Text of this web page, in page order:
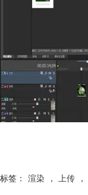
Facebook网站，你也可
标签： 渲染 ， 上传 ，